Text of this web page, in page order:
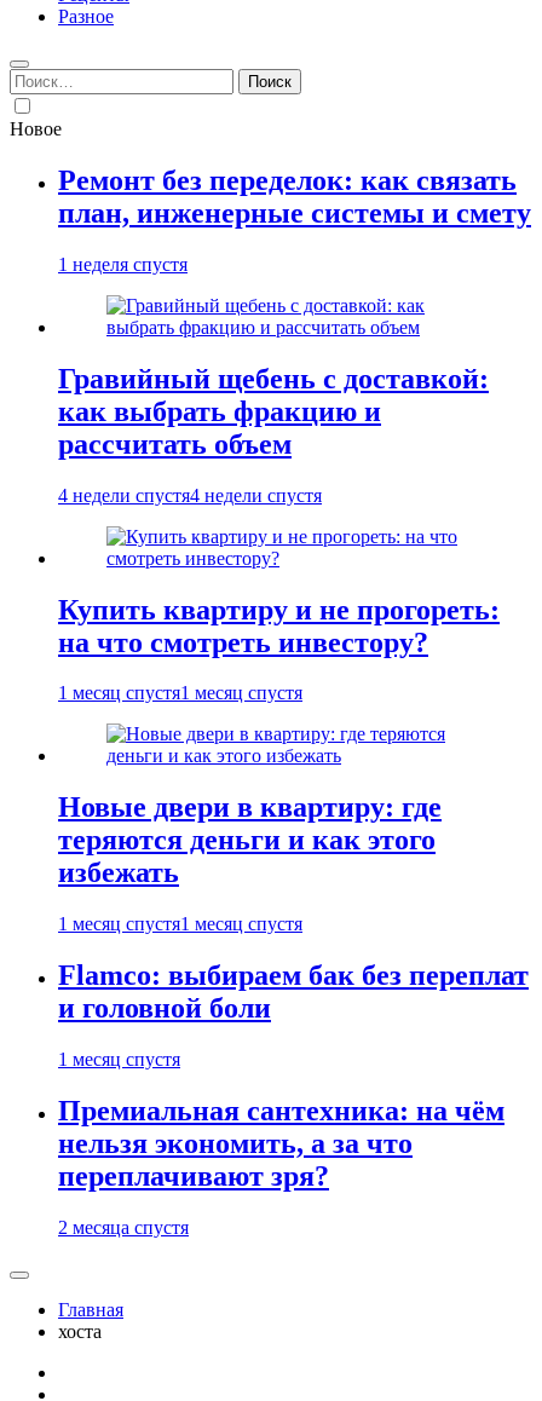
Разное
Найти:
Новое
Ремонт без переделок: как связать
план, инженерные системы и смету
1 неделя спустя
Гравийный щебень с доставкой:
как выбрать фракцию и
рассчитать объем
4 недели спустя4 недели спустя
Купить квартиру и не прогореть:
на что смотреть инвестору?
1 месяц спустя1 месяц спустя
Новые двери в квартиру: где
теряются деньги и как этого
избежать
1 месяц спустя1 месяц спустя
Flamco: выбираем бак без переплат
и головной боли
1 месяц спустя
Премиальная сантехника: на чём
нельзя экономить, а за что
переплачивают зря?
2 месяца спустя
Главная
хоста